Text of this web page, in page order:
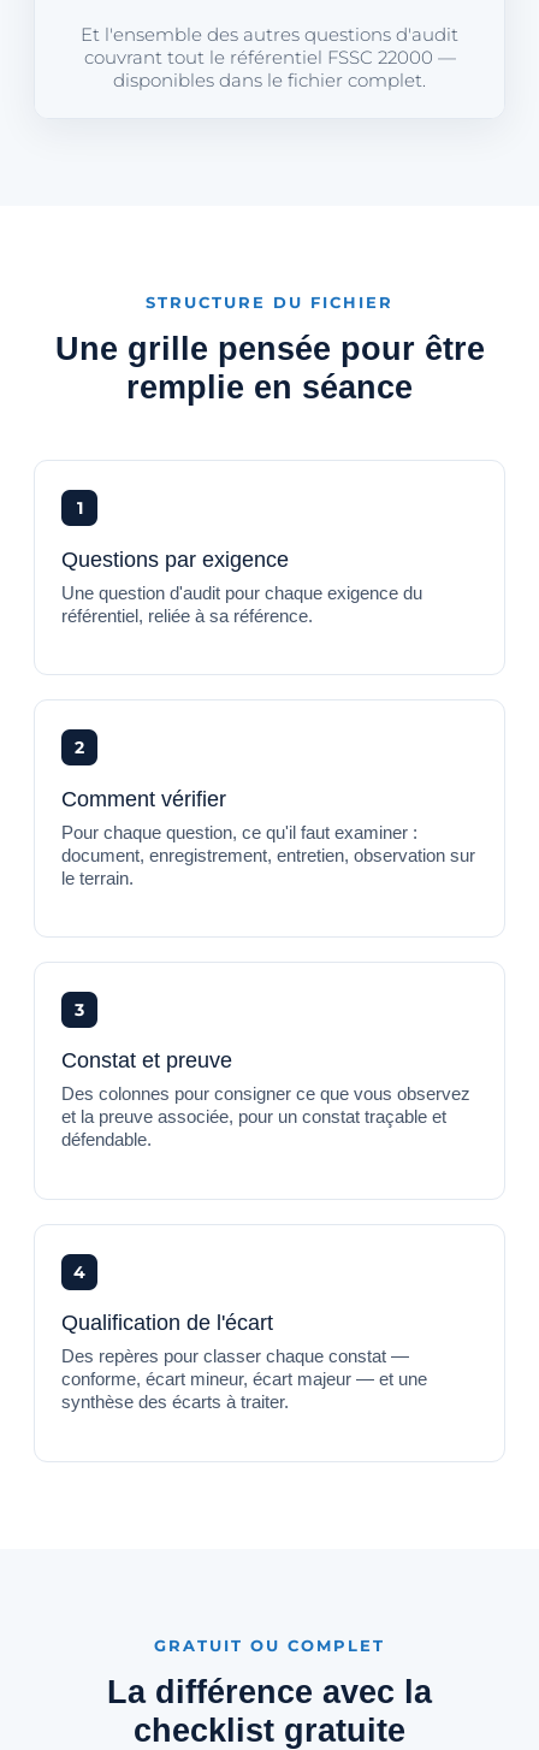
Et l'ensemble des autres questions d'audit
couvrant tout le référentiel FSSC 22000 —
disponibles dans le fichier complet.
STRUCTURE DU FICHIER
Une grille pensée pour être
remplie en séance
1
Questions par exigence
Une question d'audit pour chaque exigence du
référentiel, reliée à sa référence.
2
Comment vérifier
Pour chaque question, ce qu'il faut examiner :
document, enregistrement, entretien, observation sur
le terrain.
3
Constat et preuve
Des colonnes pour consigner ce que vous observez
et la preuve associée, pour un constat traçable et
défendable.
4
Qualification de l'écart
Des repères pour classer chaque constat —
conforme, écart mineur, écart majeur — et une
synthèse des écarts à traiter.
GRATUIT OU COMPLET
La différence avec la
checklist gratuite